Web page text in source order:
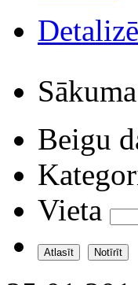
Beigu
Vieta